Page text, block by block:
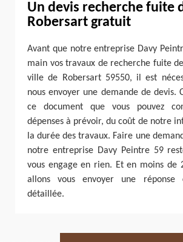
Un devis recherche fuite
Robersart gratuit
Avant que notre entreprise Davy
main vos travaux de recherche fuite
ville de Robersart 59550, il est
nous envoyer une demande de devis.
ce document que vous pouvez
dépenses à prévoir, du coût de notre
la durée des travaux. Faire une
notre entreprise Davy Peintre 59
vous engage en rien. Et en moins de
allons vous envoyer une
détaillée.